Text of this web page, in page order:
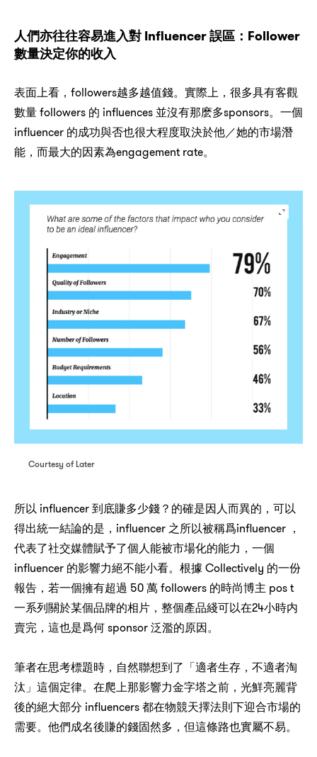
人們亦往往容易進入對 Influencer 誤區 ：Follower
數量決定你的收入
表面上看 ，followers越多越值錢。實際上 ， 很多具有客觀
數量 followers 的 influences 並沒有那麽多sponsors。一個
influencer 的成功與否也很大程度取決於他／她的市場潛
能 ， 而最大的因素為engagement rate。
Courtesy of Later
所以 influencer 到底賺多少錢 ？ 的確是因人而異的 ， 可以
得出統一結論的是 ，influencer 之所以被稱爲influencer ，
代表了社交媒體賦予了個人能被市場化的能力 ， 一個
influencer 的影響力絕不能小看。根據 Collectively 的一份
報告 ， 若一個擁有超過 50 萬 followers 的時尚博主 pos t
一系列關於某個品牌的相片 ， 整個產品綫可以在24小時内
賣完 ， 這也是爲何 sponsor 泛濫的原因。
筆者在思考標題時 ， 自然聯想到了「適者生存 ， 不適者淘
汰」這個定律。在爬上那影響力金字塔之前 ， 光鮮亮麗背
後的絕大部分 influencers 都在物競天擇法則下迎合市場的
需要。他們成名後賺的錢固然多 ， 但這條路也實屬不易。